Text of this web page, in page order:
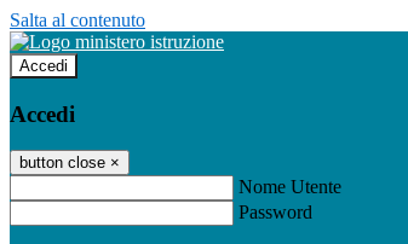
Salta al contenuto
Accedi
Accedi
button close ×
Nome Utente
Password